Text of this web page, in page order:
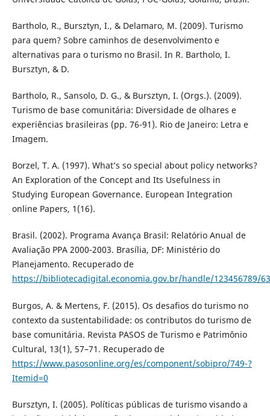
Bartholo, R., Bursztyn, I., & Delamaro, M. (2009). Turismo
para quem? Sobre caminhos de desenvolvimento e
alternativas para o turismo no Brasil. In R. Bartholo, I.
Bursztyn, & D.
Bartholo, R., Sansolo, D. G., & Bursztyn, I. (Orgs.). (2009).
Turismo de base comunitária: Diversidade de olhares e
experiências brasileiras (pp. 76-91). Rio de Janeiro: Letra e
Imagem.
Borzel, T. A. (1997). What’s so special about policy networks?
An Exploration of the Concept and Its Usefulness in
Studying European Governance. European Integration
online Papers, 1(16).
Brasil. (2002). Programa Avança Brasil: Relatório Anual de
Avaliação PPA 2000-2003. Brasília, DF: Ministério do
Planejamento. Recuperado de
https://bibliotecadigital.economia.gov.br/handle/123456789/
Burgos, A. & Mertens, F. (2015). Os desafios do turismo no
contexto da sustentabilidade: os contributos do turismo de
base comunitária. Revista PASOS de Turismo e Patrimônio
Cultural, 13(1), 57–71. Recuperado de
https://www.pasosonline.org/es/component/sobipro/749-?
Itemid=0
Bursztyn, I. (2005). Políticas públicas de turismo visando a